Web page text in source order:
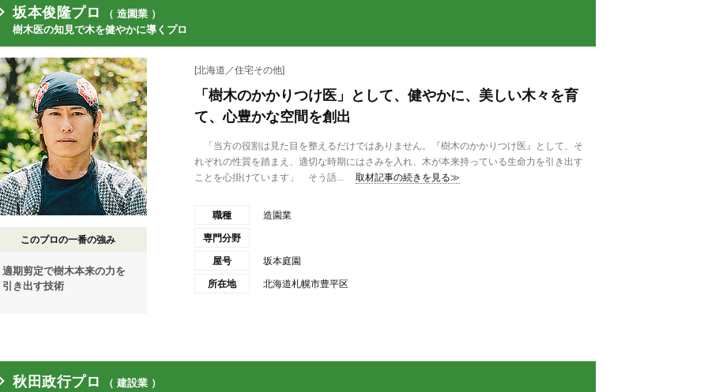
坂本俊隆プロ
（ 造園業 ）
樹木医の知見で木を健やかに導くプロ
このプロの一番の強み
適期剪定で樹木本来の力を
引き出す技術
[北海道／住宅その他]
「樹木のかかりつけ医」として、健やかに、美しい木々を育
て、心豊かな空間を創出
「当方の役割は見た目を整えるだけではありません。『樹木のかかりつけ医』として、そ
れぞれの性質を踏まえ、適切な時期にはさみを入れ、木が本来持っている生命力を引き出す
ことを心掛けています」 そう語...
取材記事の続きを見る≫
職種 造園業
専門分野
屋号 坂本庭園
所在地 北海道札幌市豊平区
秋田政行プロ
（ 建設業 ）